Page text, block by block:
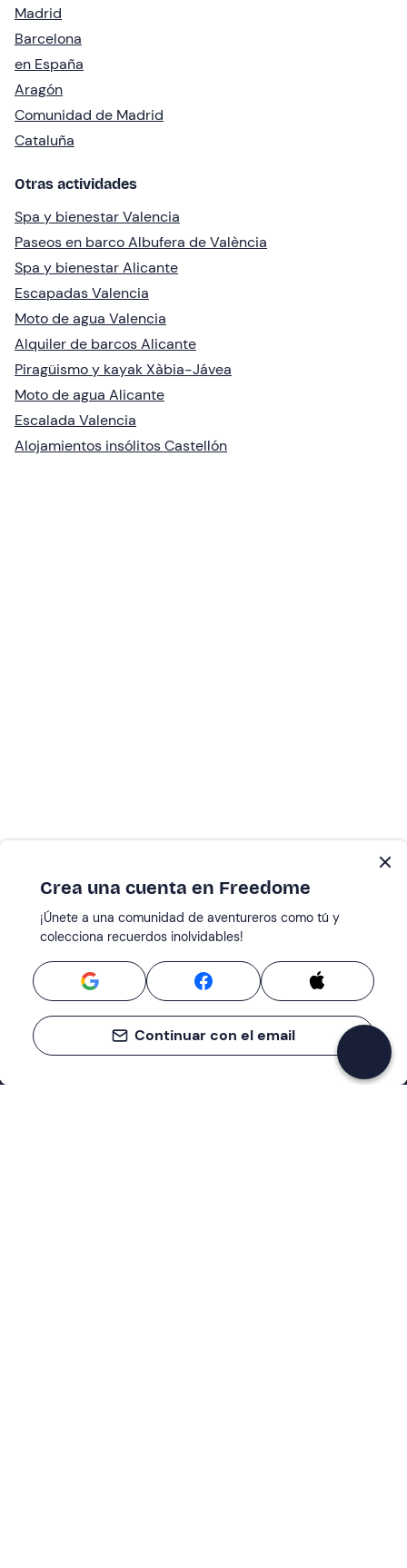
Madrid
Barcelona
en España
Aragón
Comunidad de Madrid
Cataluña
Otras actividades
Spa y bienestar Valencia
Paseos en barco Albufera de València
Spa y bienestar Alicante
Escapadas Valencia
Moto de agua Valencia
Alquiler de barcos Alicante
Piragüismo y kayak Xàbia-Jávea
Moto de agua Alicante
Escalada Valencia
Alojamientos insólitos Castellón
Crea una cuenta en Freedome
¡Únete a una comunidad de aventureros como tú y
colecciona recuerdos inolvidables!
Continuar con el email